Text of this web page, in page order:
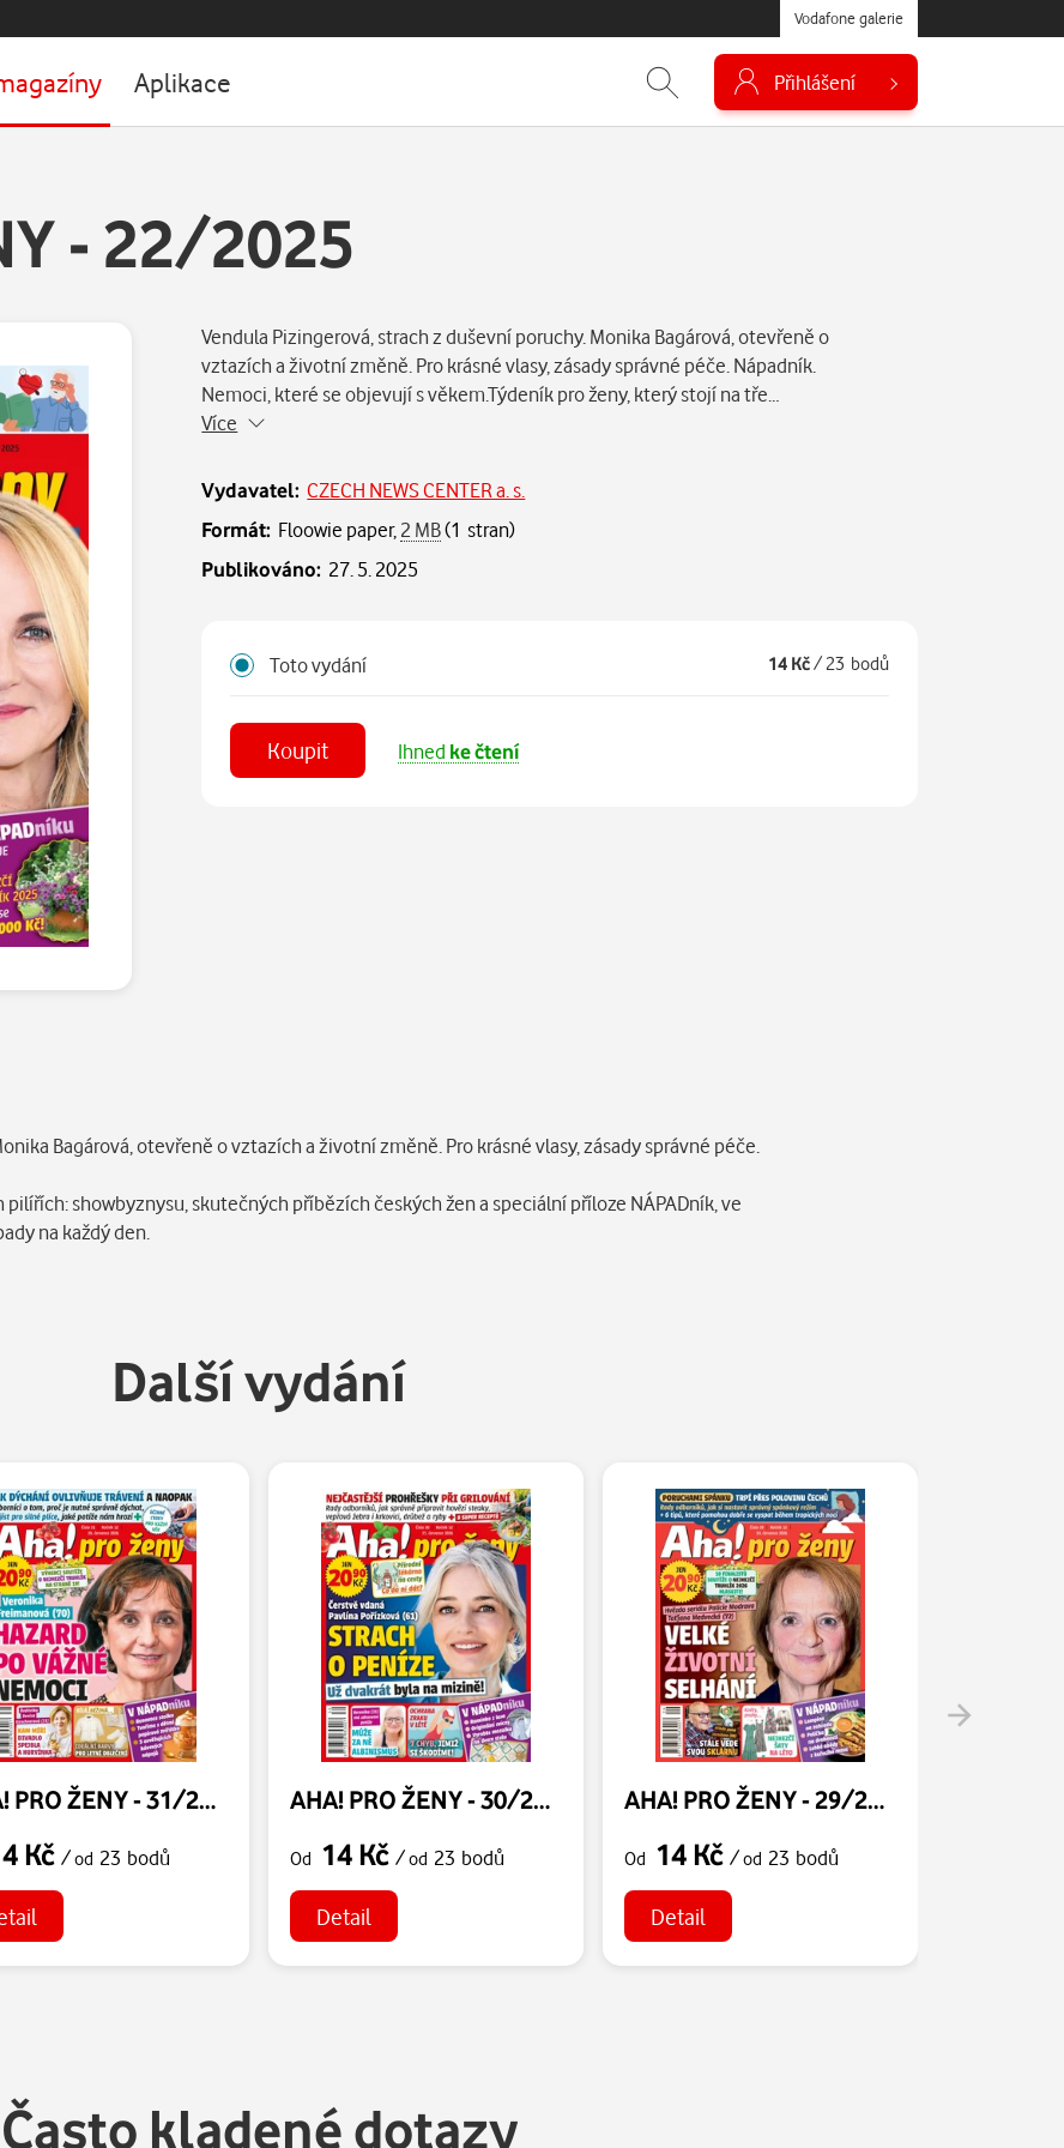
Vodafone galerie
Aplikace Přihlášení
- 22/2025
Vendula Pizingerová, strach z duševní poruchy. Monika Bagárová, otevřeně o
vztazích a životní změně. Pro krásné vlasy, zásady správné péče. Nápadník.
Nemoci, které se objevují s věkem.Týdeník pro ženy, který stojí na tře…
Více
Vydavatel: CZECH NEWS CENTER a. s.
Formát: Floowie paper, 2 MB(1 stran)
Publikováno: 27. 5. 2025
Toto vydání 14 Kč/ 23 bodů
Koupit Ihned ke čtení
Bagárová, otevřeně o vztazích a životní změně. Pro krásné vlasy, zásady správné péče.
showbyznysu, skutečných příbězích českých žen a speciální příloze NÁPADník, ve
na každý den.
Další vydání
AHA! PRO ŽENY - 31/2026
Kč /od 23 bodů
AHA! PRO ŽENY - 30/2026
Od 14 Kč /od 23 bodů
Detail
AHA! PRO ŽENY - 29/2026
Od 14 Kč /od 23 bodů
Detail
Často kladené dotazy